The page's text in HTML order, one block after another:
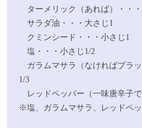
ターメリック（あれば）・・
サラダ油・・・大さじ1
クミンシード・・・小さじ1
塩・・・小さじ1/2
ガラムマサラ（なければブラ
1/3
レッドペッパー（一味唐辛子
※塩、ガラムマサラ、レッドペ